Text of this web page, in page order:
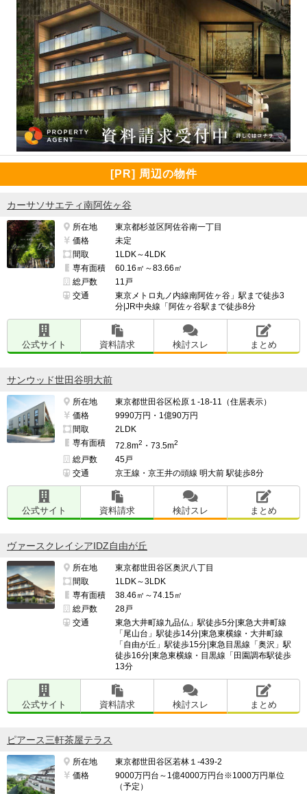
[PR] 周辺の物件
カーサソサエティ南阿佐ヶ谷
所在地
東京都杉並区阿佐谷南一丁目
価格
未定
間取
1LDK～4LDK
専有面積
60.16㎡～83.66㎡
総戸数
11戸
交通
東京メトロ丸ノ内線南阿佐ヶ谷」駅まで徒歩3
分|JR中央線「阿佐ヶ谷駅まで徒歩8分
公式サイト 資料請求 検討スレ まとめ
サンウッド世田谷明大前
所在地
東京都世田谷区松原１-18-11（住居表示）
価格
9990万円・1億90万円
間取
2LDK
専有面積
72.8m2 ・73.5m2
総戸数
45戸
交通
京王線・京王井の頭線 明大前 駅徒歩8分
公式サイト 資料請求 検討スレ まとめ
ヴァースクレイシアIDZ自由が丘
所在地
東京都世田谷区奥沢八丁目
間取
1LDK～3LDK
専有面積
38.46㎡～74.15㎡
総戸数
28戸
交通
東急大井町線九品仏」駅徒歩5分|東急大井町線
「尾山台」駅徒歩14分|東急東横線・大井町線
「自由が丘」駅徒歩15分|東急目黒線「奥沢」駅
徒歩16分|東急東横線・目黒線「田園調布駅徒歩
13分
公式サイト 資料請求 検討スレ まとめ
ピアース三軒茶屋テラス
所在地
東京都世田谷区若林１-439-2
価格
9000万円台～1億4000万円台※1000万円単位
（予定）